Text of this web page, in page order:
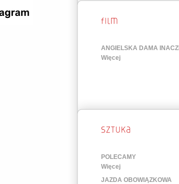
ANGIELSKA DAMA
Więcej
POLECAMY
Więcej
JAZDA OBOWIĄZKOWA